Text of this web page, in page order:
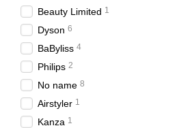
Beauty Limited 1
Dyson 6
BaByliss 4
Philips 2
No name 8
Airstyler 1
Kanza 1